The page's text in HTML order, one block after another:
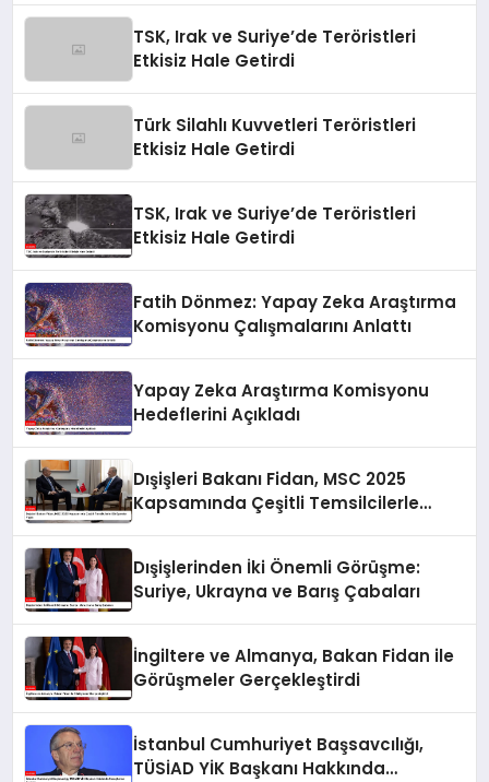
TSK, Irak ve Suriye’de Teröristleri
Etkisiz Hale Getirdi
Türk Silahlı Kuvvetleri Teröristleri
Etkisiz Hale Getirdi
TSK, Irak ve Suriye’de Teröristleri
Etkisiz Hale Getirdi
Fatih Dönmez: Yapay Zeka Araştırma
Komisyonu Çalışmalarını Anlattı
Yapay Zeka Araştırma Komisyonu
Hedeflerini Açıkladı
Dışişleri Bakanı Fidan, MSC 2025
Kapsamında Çeşitli Temsilcilerle
Dışişlerinden İki Önemli Görüşme:
Suriye, Ukrayna ve Barış Çabaları
İngiltere ve Almanya, Bakan Fidan ile
Görüşmeler Gerçekleştirdi
İstanbul Cumhuriyet Başsavcılığı,
TÜSİAD YİK Başkanı Hakkında